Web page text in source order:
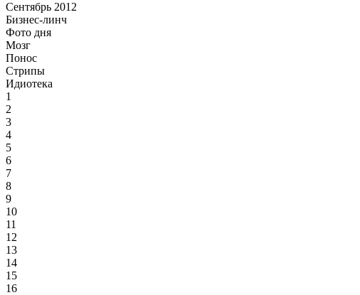
Сентябрь 2012
Бизнес-линч
Фото дня
Мозг
Понос
Стрипы
Идиотека
1
2
3
4
5
6
7
8
9
10
11
12
13
14
15
16